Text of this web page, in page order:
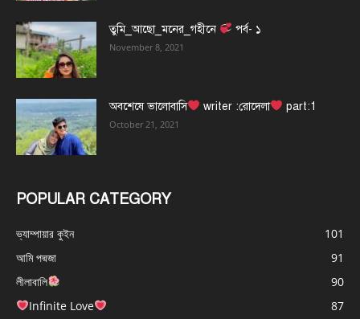
তুমি_আছো_মনের_গহীনে পর্ব- ১
November 8, 2021
অবশেষে ভালোবাসি writer :রোদেলা part:1
October 21, 2021
POPULAR CATEGORY
ভ্যাম্পায়ার কুইন
101
আমি পদ্মজা
91
লীলাবালি
90
Infinite Love
87